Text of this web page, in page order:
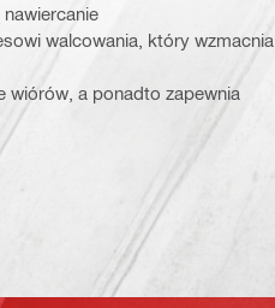
walcowania, który wzmacnia
wiórów, a ponadto zapewnia